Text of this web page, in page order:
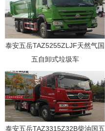
泰安五岳TAZ5255ZLJF天然气国
五自卸式垃圾车
泰安五岳TAZ3315Z32B柴油国五